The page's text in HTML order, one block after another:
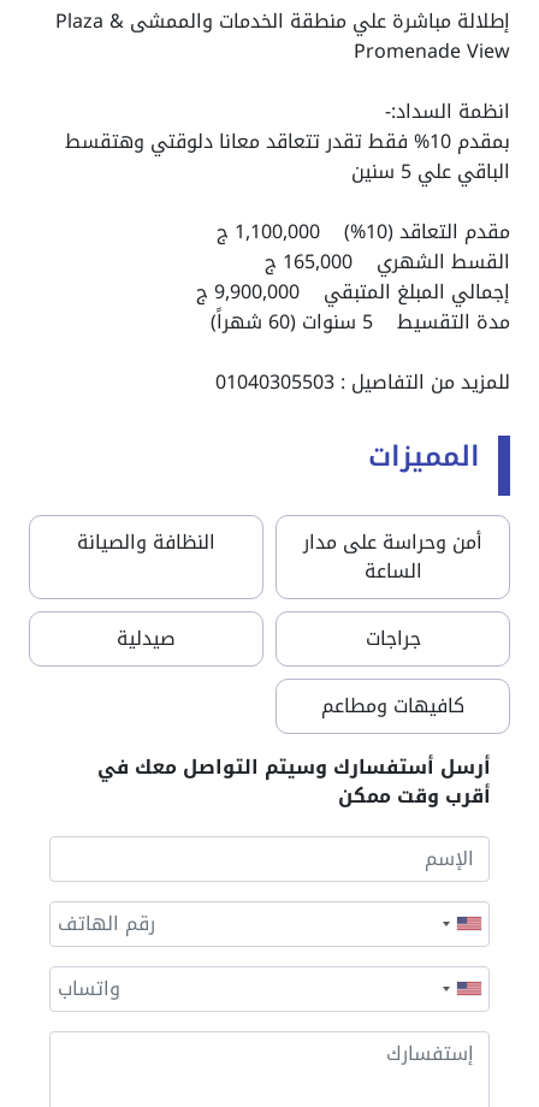
إطلالة مباشرة علي منطقة الخدمات والممشى Plaza &
Promenade View
انظمة السداد:-
بمقدم 10% فقط تقدر تتعاقد معانا دلوقتي وهتقسط
الباقي علي 5 سنين
مقدم التعاقد (10%) 1,100,000 ج
القسط الشهري 165,000 ج
إجمالي المبلغ المتبقي 9,900,000 ج
مدة التقسيط 5 سنوات (60 شهراً)
للمزيد من التفاصيل : 01040305503
المميزات
أمن وحراسة على مدار
الساعة
النظافة والصيانة
جراجات
صيدلية
كافيهات ومطاعم
أرسل أستفسارك وسيتم التواصل معك في
أقرب وقت ممكن